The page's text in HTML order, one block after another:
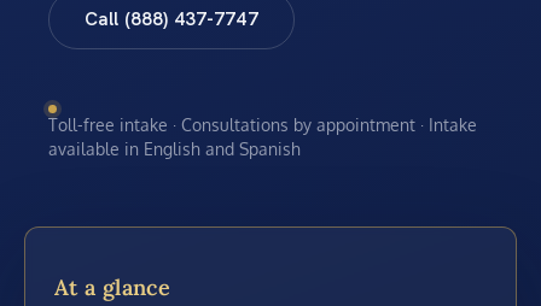
Call (888) 437-7747
Toll-free intake · Consultations by appointment · Intake
available in English and Spanish
At a glance